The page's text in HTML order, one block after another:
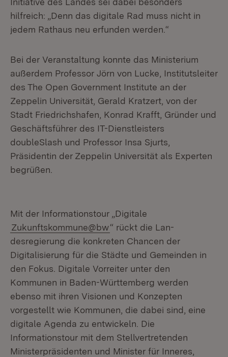
hilfreich: „Denn das digitale Rad muss nicht in
jedem Rathaus neu erfunden werden.“
Bei der Veranstaltung konnte das Ministerium
außerdem Professor Jörn von Lucke, Institutsleiter
des The Open Government Institute an der
Zeppelin Universität, Gerald Kratzert, von der
Stadt Friedrichshafen, Konrad Krafft, Gründer und
Geschäftsführer des IT-Dienstleisters
doubleSlash und Professor Insa Sjurts,
Präsidentin der Zeppelin Universität als Experten
begrüßen.
Mit der Informationstour „Digitale
Zukunftskommune@bw“ rückt die Lan-
desregierung die konkreten Chancen der
Digitalisierung für die Städte und Gemeinden in
den Fokus. Digitale Vorreiter unter den
Kommunen in Baden-Württemberg werden
ebenso mit ihren Visionen und Konzepten
vorgestellt wie Kommunen, die dabei sind, eine
digitale Agenda zu entwickeln. Die
Informationstour mit dem Stellvertretenden
Ministerpräsidenten und Minister für Inneres,